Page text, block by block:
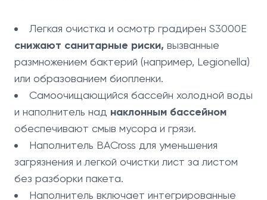
Легкая очистка и осмотр градирен S3000E
снижают санитарные риски, вызванные
размножением бактерий (например, Legionella)
или образованием биопленки.
Самоочищающийся бассейн холодной воды
и наполнитель над наклонным бассейном
обеспечивают смыв мусора и грязи.
Наполнитель BACross для уменьшения
загрязнения и легкой очистки лист за листом
без разборки пакета.
Наполнитель включает интегрированные